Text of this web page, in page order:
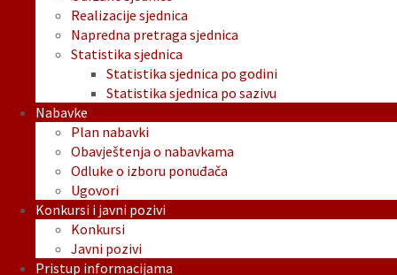
Realizacije sjednica
Napredna pretraga sjednica
Statistika sjednica
Statistika sjednica po godini
Statistika sjednica po sazivu
Nabavke
Plan nabavki
Obavještenja o nabavkama
Odluke o izboru ponuđača
Ugovori
Konkursi i javni pozivi
Konkursi
Javni pozivi
Pristup informacijama